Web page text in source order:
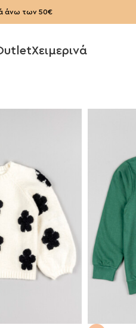
άνω των 50€
Χειμερινά